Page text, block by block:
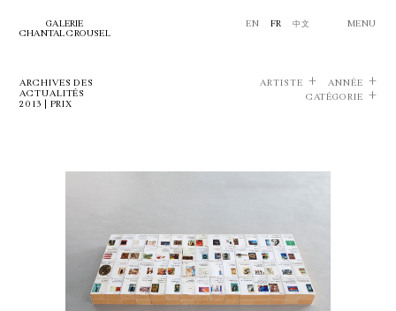
GALERIE
CHANTAL CROUSEL
EN FR 中文 MENU
ARCHIVES DES
ACTUALITÉS
2013 | PRIX
ARTISTE
ANNÉE
CATÉGORIE